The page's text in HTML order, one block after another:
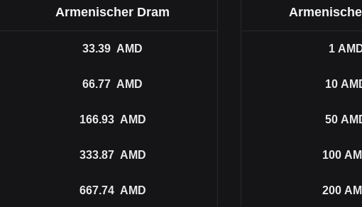
Armenischer Dram
33.39 AMD
66.77 AMD
166.93 AMD
333.87 AMD
667.74 AMD
1
10
50
100
200